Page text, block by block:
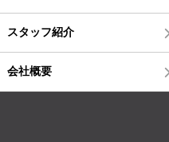
スタッフ紹介
会社概要